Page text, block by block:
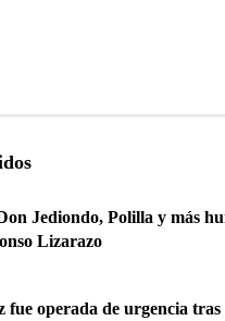
Jediondo, Polilla y más
Lizarazo
fue operada de urgencia tras